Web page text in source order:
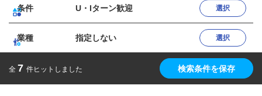
条件 U・Iターン歓迎 選択
業種 指定しない 選択
全 7 件ヒットしました 検索条件を保存